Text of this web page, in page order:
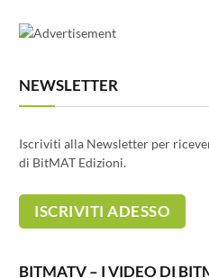
NEWSLETTER
Iscriviti alla Newsletter per
di BitMAT Edizioni.
BITMATV – I VIDEO DI